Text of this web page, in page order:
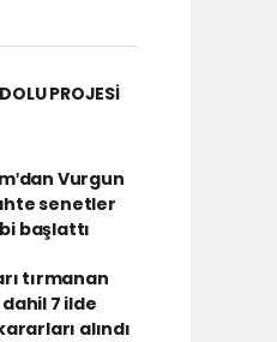
PROJESİ
Vurgun
senetler
başlattı
tırmanan
7 ilde
alındı